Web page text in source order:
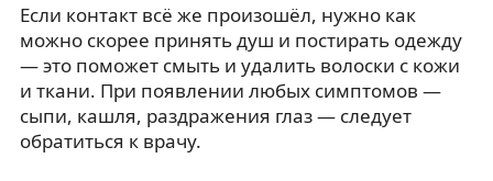
Если контакт всё же произошёл, нужно как
можно скорее принять душ и постирать одежду
— это поможет смыть и удалить волоски с кожи
и ткани. При появлении любых симптомов —
сыпи, кашля, раздражения глаз — следует
обратиться к врачу.